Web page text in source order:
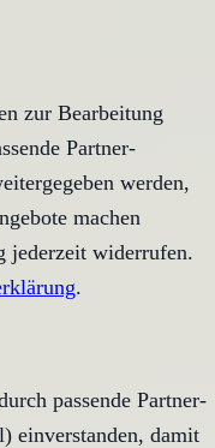
zur Bearbeitung
Partner-
werden,
machen
jederzeit widerrufen.
.
passende Partner-
einverstanden, damit